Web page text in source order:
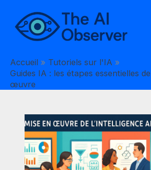
contenu
Accueil
Tutoriels sur l'IA
Guides IA : les étapes essentielles
œuvre